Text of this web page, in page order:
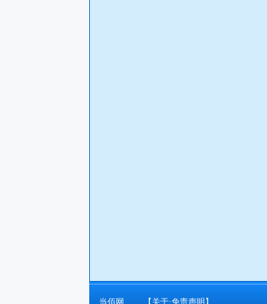
当佰网 【关于·免责声明】